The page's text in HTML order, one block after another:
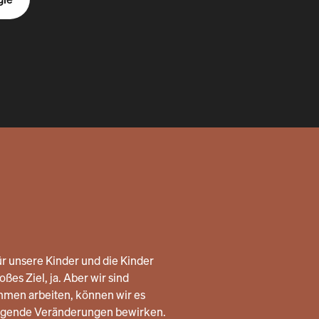
unsere Kinder und die Kinder
Ziel, ja. Aber wir sind
arbeiten, können wir es
Veränderungen bewirken.